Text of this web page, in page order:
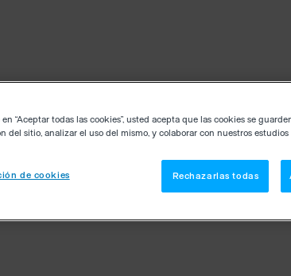
“Aceptar todas las cookies”, usted acepta que las cookies se
del sitio, analizar el uso del mismo, y colaborar con nuestros
de cookies Rechazarlas todas